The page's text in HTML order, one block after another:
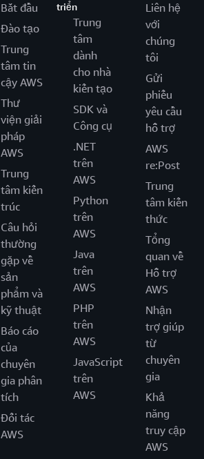
Bắt đầu
Đào tạo
Trung
tâm tin
cậy AWS
Thư
viện giải
pháp
AWS
Trung
tâm kiến
trúc
Câu hỏi
thường
gặp về
sản
phẩm và
kỹ thuật
Báo cáo
của
chuyên
gia phân
tích
Đối tác
AWS
triển
Trung
tâm
dành
cho nhà
kiến tạo
SDK và
Công cụ
.NET
trên
AWS
Python
trên
AWS
Java
trên
AWS
PHP
trên
AWS
JavaScript
trên
AWS
Liên hệ
với
chúng
tôi
Gửi
phiếu
yêu cầu
hỗ trợ
AWS
re:Post
Trung
tâm kiến
thức
Tổng
quan về
Hỗ trợ
AWS
Nhận
trợ giúp
từ
chuyên
gia
Khả
năng
truy cập
AWS